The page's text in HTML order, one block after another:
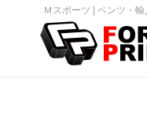
Ｍスポーツ | ベンツ・